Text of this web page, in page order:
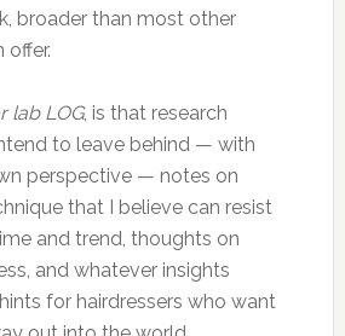
broader than most other
offer.
lab LOG, is that research
to leave behind — with
perspective — notes on
that I believe can resist
and trend, thoughts on
and whatever insights
for hairdressers who want